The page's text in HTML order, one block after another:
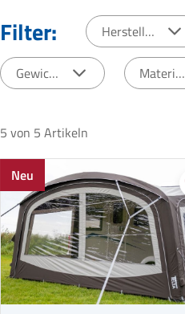
Filter: Hersteller
Gewicht Material
5 von 5 Artikeln
Neu